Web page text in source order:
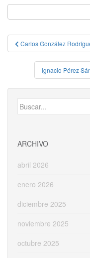
Navegación
de
entradas
Carlos González
Ignacio Pérez
Buscar:
ARCHIVO
abril 2026
enero 2026
diciembre 2025
noviembre 2025
octubre 2025